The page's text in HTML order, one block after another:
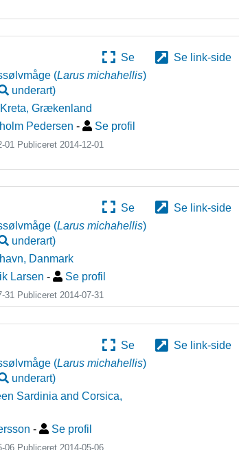
Se
Se link-side
(Larus michahellis)
underart)
,Grækenland
Pedersen - Se profil
01 Publiceret2014-12-01
Se
Se link-side
(Larus michahellis)
underart)
, Danmark
Larsen - Se profil
31 Publiceret2014-07-31
Se
Se link-side
(Larus michahellis)
underart)
Sardinia and Corsica,
- Se profil
06 Publiceret 2014-05-06